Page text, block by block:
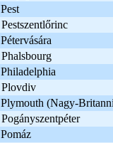
Pest
Pestszentlőrinc
Pétervására
Phalsbourg
Philadelphia
Plovdiv
Plymouth (Nagy-
Pogányszentpéter
Pomáz